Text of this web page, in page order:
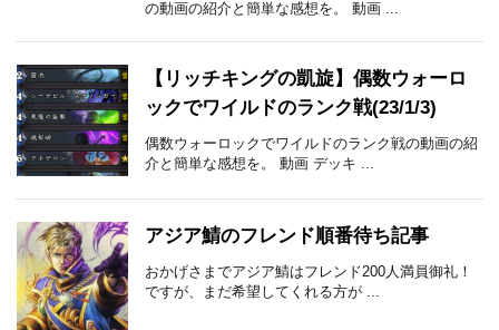
の動画の紹介と簡単な感想を。 動画 ...
【リッチキングの凱旋】偶数ウォーロ
ックでワイルドのランク戦(23/1/3)
偶数ウォーロックでワイルドのランク戦の動画の紹
介と簡単な感想を。 動画 デッキ ...
アジア鯖のフレンド順番待ち記事
おかげさまでアジア鯖はフレンド200人満員御礼！
ですが、まだ希望してくれる方が ...